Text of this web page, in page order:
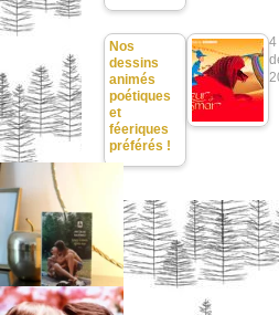
Nos
dessins
animés
poétiques
et
féeriques
préférés !
4